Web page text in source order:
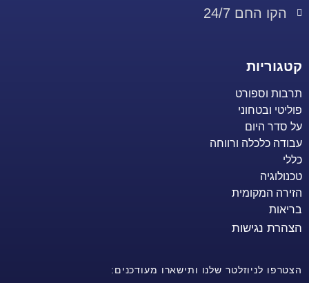
הקו החם 24/7
קטגוריות
תרבות וספורט
פוליטי ובטחוני
על סדר היום
עבודה כלכלה ורווחה
כללי
טכנולוגיה
הזירה המקומית
בריאות
הצהרת נגישות
הצטרפו לניוזלטר שלנו ותישארו מעודכנים: